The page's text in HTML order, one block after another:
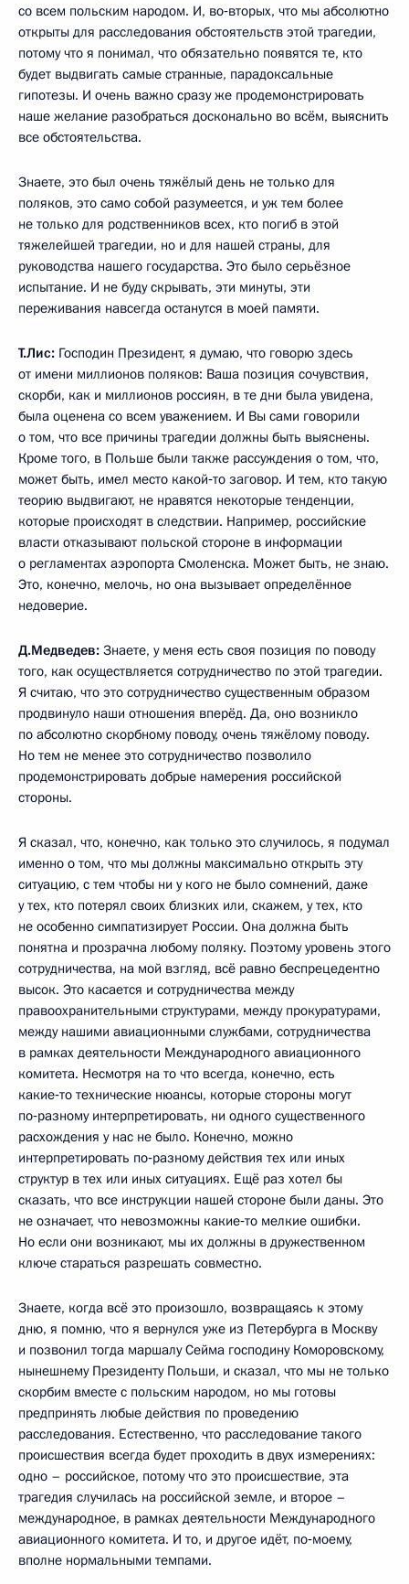
со всем польским народом. И, во‑вторых, что мы абсолютно
открыты для расследования обстоятельств этой трагедии,
потому что я понимал, что обязательно появятся те, кто
будет выдвигать самые странные, парадоксальные
гипотезы. И очень важно сразу же продемонстрировать
наше желание разобраться досконально во всём, выяснить
все обстоятельства.
Знаете, это был очень тяжёлый день не только для
поляков, это само собой разумеется, и уж тем более
не только для родственников всех, кто погиб в этой
тяжелейшей трагедии, но и для нашей страны, для
руководства нашего государства. Это было серьёзное
испытание. И не буду скрывать, эти минуты, эти
переживания навсегда останутся в моей памяти.
Т.Лис: Господин Президент, я думаю, что говорю здесь
от имени миллионов поляков: Ваша позиция сочувствия,
скорби, как и миллионов россиян, в те дни была увидена,
была оценена со всем уважением. И Вы сами говорили
о том, что все причины трагедии должны быть выяснены.
Кроме того, в Польше были также рассуждения о том, что,
может быть, имел место какой‑то заговор. И тем, кто такую
теорию выдвигают, не нравятся некоторые тенденции,
которые происходят в следствии. Например, российские
власти отказывают польской стороне в информации
о регламентах аэропорта Смоленска. Может быть, не знаю.
Это, конечно, мелочь, но она вызывает определённое
недоверие.
Д.Медведев: Знаете, у меня есть своя позиция по поводу
того, как осуществляется сотрудничество по этой трагедии.
Я считаю, что это сотрудничество существенным образом
продвинуло наши отношения вперёд. Да, оно возникло
по абсолютно скорбному поводу, очень тяжёлому поводу.
Но тем не менее это сотрудничество позволило
продемонстрировать добрые намерения российской
стороны.
Я сказал, что, конечно, как только это случилось, я подумал
именно о том, что мы должны максимально открыть эту
ситуацию, с тем чтобы ни у кого не было сомнений, даже
у тех, кто потерял своих близких или, скажем, у тех, кто
не особенно симпатизирует России. Она должна быть
понятна и прозрачна любому поляку. Поэтому уровень этого
сотрудничества, на мой взгляд, всё равно беспрецедентно
высок. Это касается и сотрудничества между
правоохранительными структурами, между прокуратурами,
между нашими авиационными службами, сотрудничества
в рамках деятельности Международного авиационного
комитета. Несмотря на то что всегда, конечно, есть
какие‑то технические нюансы, которые стороны могут
по‑разному интерпретировать, ни одного существенного
расхождения у нас не было. Конечно, можно
интерпретировать по‑разному действия тех или иных
структур в тех или иных ситуациях. Ещё раз хотел бы
сказать, что все инструкции нашей стороне были даны. Это
не означает, что невозможны какие‑то мелкие ошибки.
Но если они возникают, мы их должны в дружественном
ключе стараться разрешать совместно.
Знаете, когда всё это произошло, возвращаясь к этому
дню, я помню, что я вернулся уже из Петербурга в Москву
и позвонил тогда маршалу Сейма господину Коморовскому,
нынешнему Президенту Польши, и сказал, что мы не только
скорбим вместе с польским народом, но мы готовы
предпринять любые действия по проведению
расследования. Естественно, что расследование такого
происшествия всегда будет проходить в двух измерениях:
одно – российское, потому что это происшествие, эта
трагедия случилась на российской земле, и второе –
международное, в рамках деятельности Международного
авиационного комитета. И то, и другое идёт, по‑моему,
вполне нормальными темпами.